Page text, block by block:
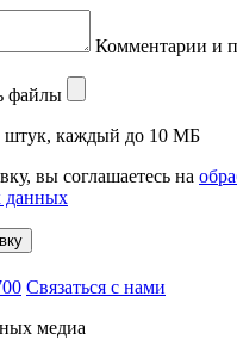
Комментарии и
файлы
штук, каждый до 10 МБ
вы соглашаетесь на
данных
Связаться с нами
медиа